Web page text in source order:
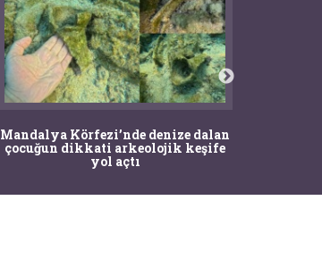
Mandalya Körfezi’nde denize dalan
çocuğun dikkati arkeolojik keşife
yol açtı